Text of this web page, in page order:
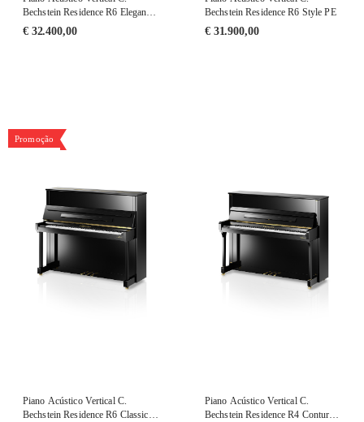
Bechstein Residence R6 Elegance
PE
€32.400,00
Bechstein Residence R6 Style PE
€31.900,00
Promoção
Piano Acústico Vertical C.
Bechstein Residence R6 Classic
Piano Acústico Vertical C.
Bechstein Residence R4 Contur